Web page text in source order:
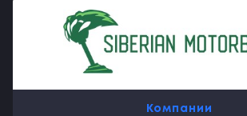
Компании